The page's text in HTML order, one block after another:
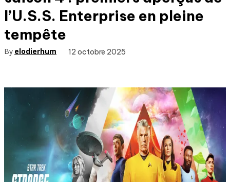
l’U.S.S. Enterprise en pleine
tempête
By elodierhum 12 octobre 2025